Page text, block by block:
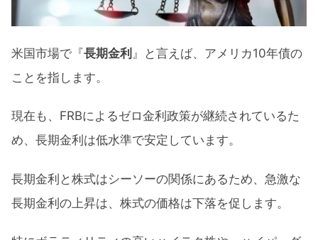
米国市場で『長期金利 』と言えば、アメリカ10年債の
ことを指します。
現在も、FRBによるゼロ金利政策が継続されているた
め、長期金利は低水準で安定しています。
長期金利と株式はシーソーの関係にあるため、急激な
長期金利の上昇は、株式の価格は下落を促します。